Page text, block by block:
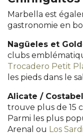
Marbella est
gastronomie en
Nagüeles et
clubs
Trocadero Petit
les pieds dans le
Alicate /
trouve plus de 15
Parmi les plus
Arenal ou Los